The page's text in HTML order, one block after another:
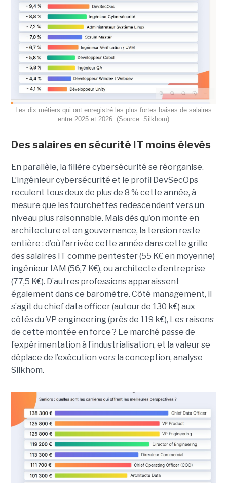
Les dix métiers qui ont enregistré les plus fortes baises de salaires
entre 2025 et 2026. (Source: Silkhom)
Des salaires en sécurité IT moins élevés
En parallèle, la filière cybersécurité se réorganise.
L’ingénieur cybersécurité et le profil DevSecOps
reculent tous deux de plus de 8 % cette année, à
mesure que les fourchettes redescendent vers un
niveau plus raisonnable. Mais dès qu’on monte en
architecture et en gouvernance, la tension reste
entière : d’où l’arrivée cette année dans cette grille
des salaires IT comme pentester (55 K€ en moyenne)
ingénieur IAM (56,7 K€), ou architecte d’entreprise
(77,5 K€). D’autres professions apparaissent
également dans ce baromètre. Côté management, il
s’agit du chief data officer (autour de 130 k€) aux
côtés du VP engineering (près de 119 k€), Les raisons
de cette montée en force ? Le marché passe de
l’expérimentation à l’industrialisation, et la valeur se
déplace de l’exécution vers la conception, analyse
Silkhom.